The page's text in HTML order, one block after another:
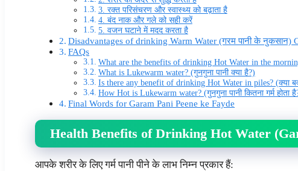
3. रक्त परिसंचरण और स्वास्थ्य को बढ़ाता है
4. बंद नाक और गले को सही करें
5. वजन घटाने में मदद करता है
Disadvantages of drinking Warm Water (गरम पानी के नुकसान)
FAQs
What are the benefits of drinking Hot Water in the
What is Lukewarm water? (गुनगुना पानी क्या है?)
Is there any benefit of drinking Hot Water in piles? (क्या
How Hot is Lukewarm water? (गुनगुना पानी कितना गर्म होता
Final Words for Garam Pani Peene ke Fayde
Health Benefits of Drinking Hot Water
आपके शरीर के लिए गर्म पानी पीने के लाभ निम्न प्रकार हैं: